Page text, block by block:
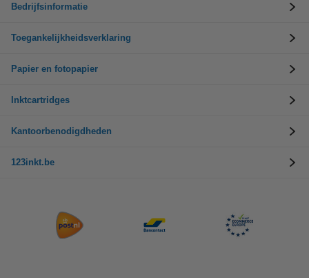
Bedrijfsinformatie
Toegankelijkheidsverklaring
Papier en fotopapier
Inktcartridges
Kantoorbenodigdheden
123inkt.be